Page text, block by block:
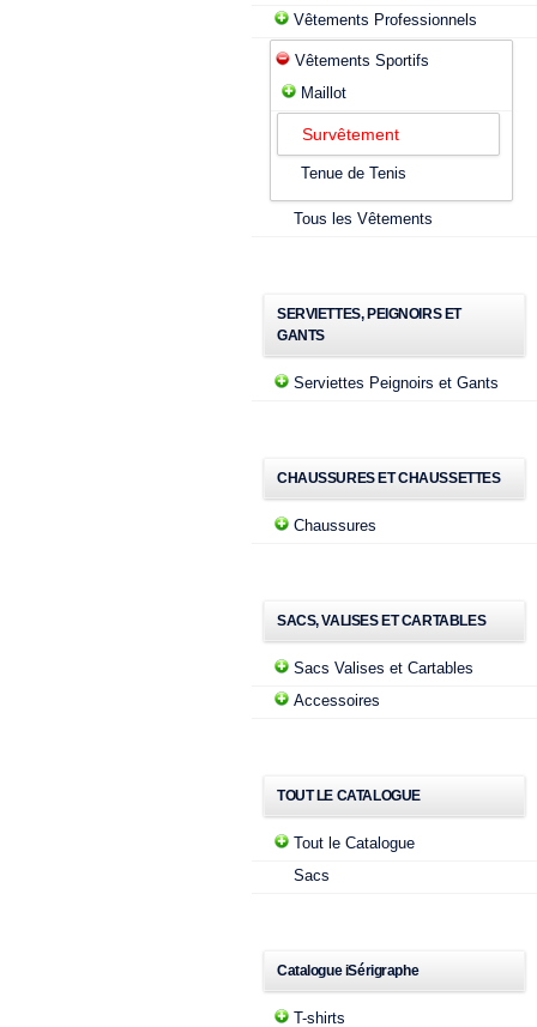
Vêtements Professionnels
Vêtements Sportifs
Maillot
Survêtement
Tenue de Tenis
Tous les Vêtements
SERVIETTES, PEIGNOIRS ET
GANTS
Serviettes Peignoirs et Gants
CHAUSSURES ET CHAUSSETTES
Chaussures
SACS, VALISES ET CARTABLES
Sacs Valises et Cartables
Accessoires
TOUT LE CATALOGUE
Tout le Catalogue
Sacs
Catalogue iSérigraphe
T-shirts